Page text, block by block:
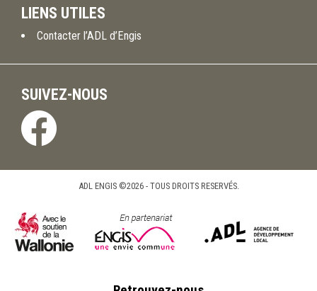
LIENS UTILES
Contacter l’ADL d’Engis
SUIVEZ-NOUS
ADL ENGIS ©2026 - TOUS DROITS RESERVÉS.